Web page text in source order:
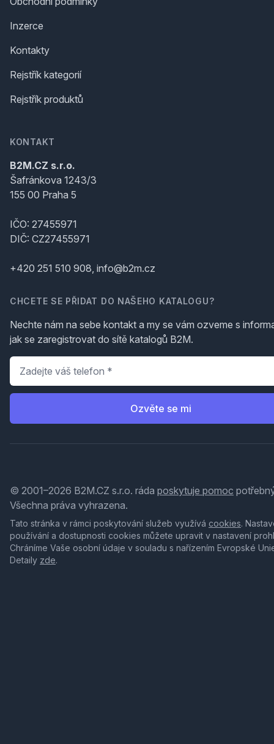
Inzerce
Kontakty
Rejstřík kategorií
Rejstřík produktů
KONTAKT
B2M.CZ s.r.o.
Šafránkova 1243/3
155 00 Praha 5
IČO: 27455971
DIČ: CZ27455971
+420 251 510 908, info@b2m.cz
CHCETE SE PŘIDAT DO NAŠEHO KATALOGU?
Nechte nám na sebe kontakt a my se vám ozveme s
jak se zaregistrovat do sítě katalogů B2M.
Telefon
Ozvěte se mi
© 2001–2026 B2M.CZ s.r.o. ráda poskytuje pomoc
Všechna práva vyhrazena.
Tato stránka v rámci poskytování služeb využívá cookies.
používání a dostupnosti cookies můžete upravit v nastavení
Chráníme Vaše osobní údaje v souladu s nařízením Evropské
Detaily zde.